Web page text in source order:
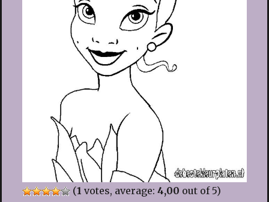
(1 votes, average: 4,00 out of 5)